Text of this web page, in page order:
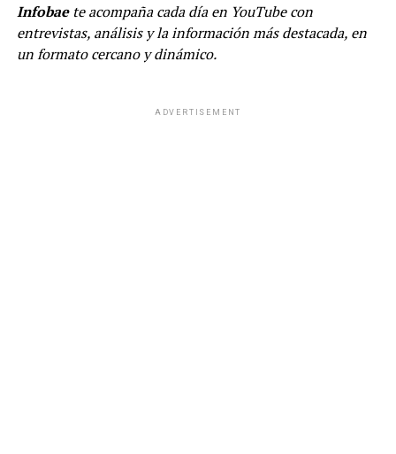
Infobae te acompaña cada día en YouTube con
entrevistas, análisis y la información más destacada, en
un formato cercano y dinámico.
ADVERTISEMENT